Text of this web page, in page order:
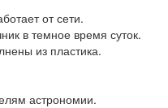
от сети.
в темное время суток.
из пластика.
астрономии.